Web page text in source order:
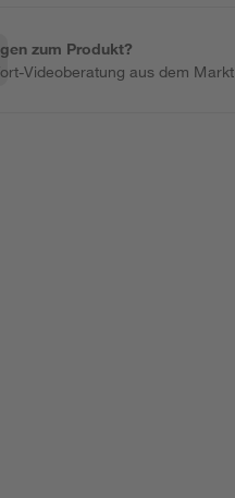
zum Produkt?
Videoberatung aus dem Markt